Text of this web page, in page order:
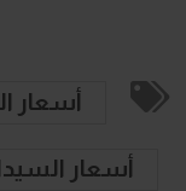
أسعار
أسعار